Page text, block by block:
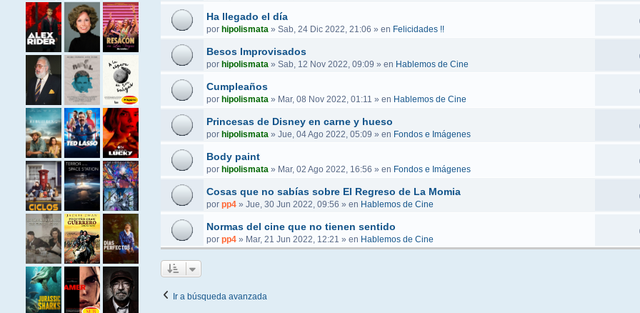
Ha llegado el día
por hipolismata» Sab, 24 Dic 2022, 21:06 » en Felicidades !!
Besos Improvisados
por hipolismata» Sab, 12 Nov 2022, 09:09 » en Hablemos de Cine
Cumpleaños
por hipolismata» Mar, 08 Nov 2022, 01:11 » en Hablemos de Cine
Princesas de Disney en carne y hueso
por hipolismata» Jue, 04 Ago 2022, 05:09 » en Fondos e Imágenes
Body paint
por hipolismata» Mar, 02 Ago 2022, 16:56 » en Fondos e Imágenes
Cosas que no sabías sobre El Regreso de La Momia
por pp4» Jue, 30 Jun 2022, 09:56 » en Hablemos de Cine
Normas del cine que no tienen sentido
por pp4» Mar, 21 Jun 2022, 12:21 » en Hablemos de Cine
Ir a búsqueda avanzada